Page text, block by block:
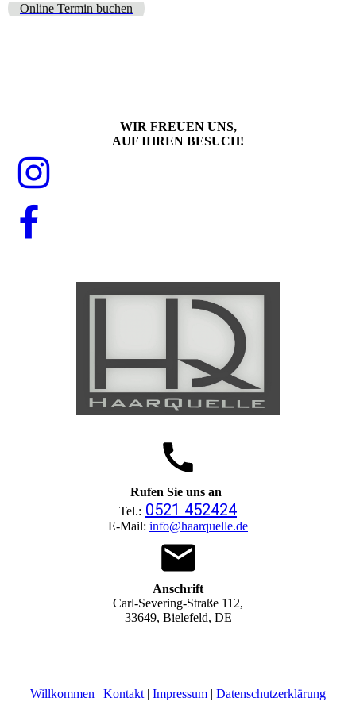
Online Termin buchen
WIR FREUEN UNS,
AUF IHREN BESUCH!
Rufen Sie uns an
Tel.: 0521 452424
E-Mail: info@haarquelle.de
Anschrift
Carl-Severing-Straße 112,
33649, Bielefeld, DE
Willkommen | Kontakt | Impressum | Datenschutzerklärung